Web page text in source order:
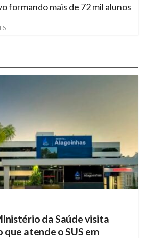
formando mais de 72 mil alunos
da Saúde visita
atende o SUS em